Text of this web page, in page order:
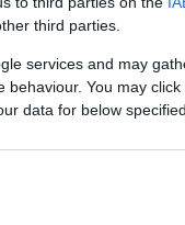
third parties.
services and may
behaviour. You may
data for below
proposte di
dei prezzi online
Prodotto